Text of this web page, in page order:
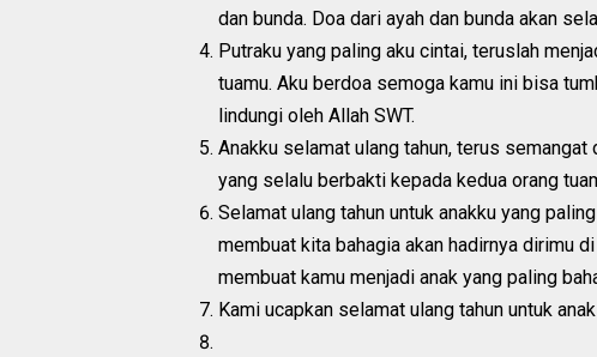
dan bunda. Doa dari ayah dan bunda akan
Putraku yang paling aku cintai, teruslah
tuamu. Aku berdoa semoga kamu ini bisa
lindungi oleh Allah SWT.
Anakku selamat ulang tahun, terus
yang selalu berbakti kepada kedua orang
Selamat ulang tahun untuk anakku yang
membuat kita bahagia akan hadirnya dirimu
membuat kamu menjadi anak yang paling
Kami ucapkan selamat ulang tahun untuk